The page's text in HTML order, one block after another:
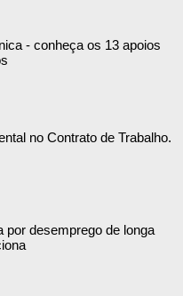
- conheça os 13 apoios
no Contrato de Trabalho.
por desemprego de longa